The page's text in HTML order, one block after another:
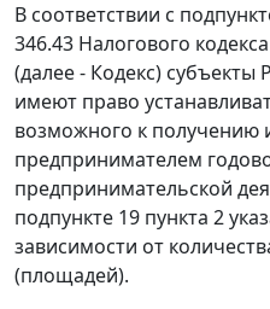
В соответствии с
346.43 Налогового
(далее - Кодекс)
имеют право
возможного к получению
предпринимателем
предпринимательской
подпункте 19 пункта 2
зависимости от
(площадей).